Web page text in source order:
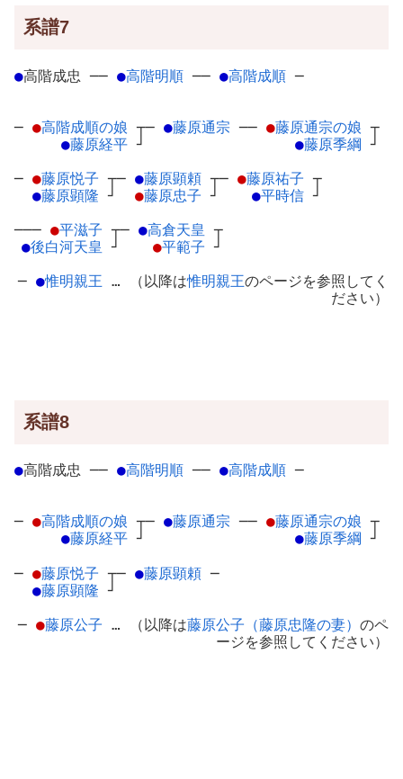
系譜7
●高階成忠 ── ●高階明順 ── ●高階成順 ─
─ ●高階成順の娘 ┬
●藤原経平 ┘
─ ●藤原通宗 ── ●藤原通宗の娘 ┬
●藤原季綱 ┘
─ ●藤原悦子 ┬
●藤原顕隆 ┘
─ ●藤原顕頼 ┬
●藤原忠子 ┘
─ ●藤原祐子 ┬
●平時信 ┘
─── ●平滋子 ┬
●後白河天皇 ┘
─ ●高倉天皇 ┬
●平範子 ┘
─ ●惟明親王 … （以降は惟明親王のページを参照してく
ださい）
系譜8
●高階成忠 ── ●高階明順 ── ●高階成順 ─
─ ●高階成順の娘 ┬
●藤原経平 ┘
─ ●藤原通宗 ── ●藤原通宗の娘 ┬
●藤原季綱 ┘
─ ●藤原悦子 ┬
●藤原顕隆 ┘
─ ●藤原顕頼 ─
─ ●藤原公子 … （以降は藤原公子（藤原忠隆の妻） のペ
ージを参照してください）